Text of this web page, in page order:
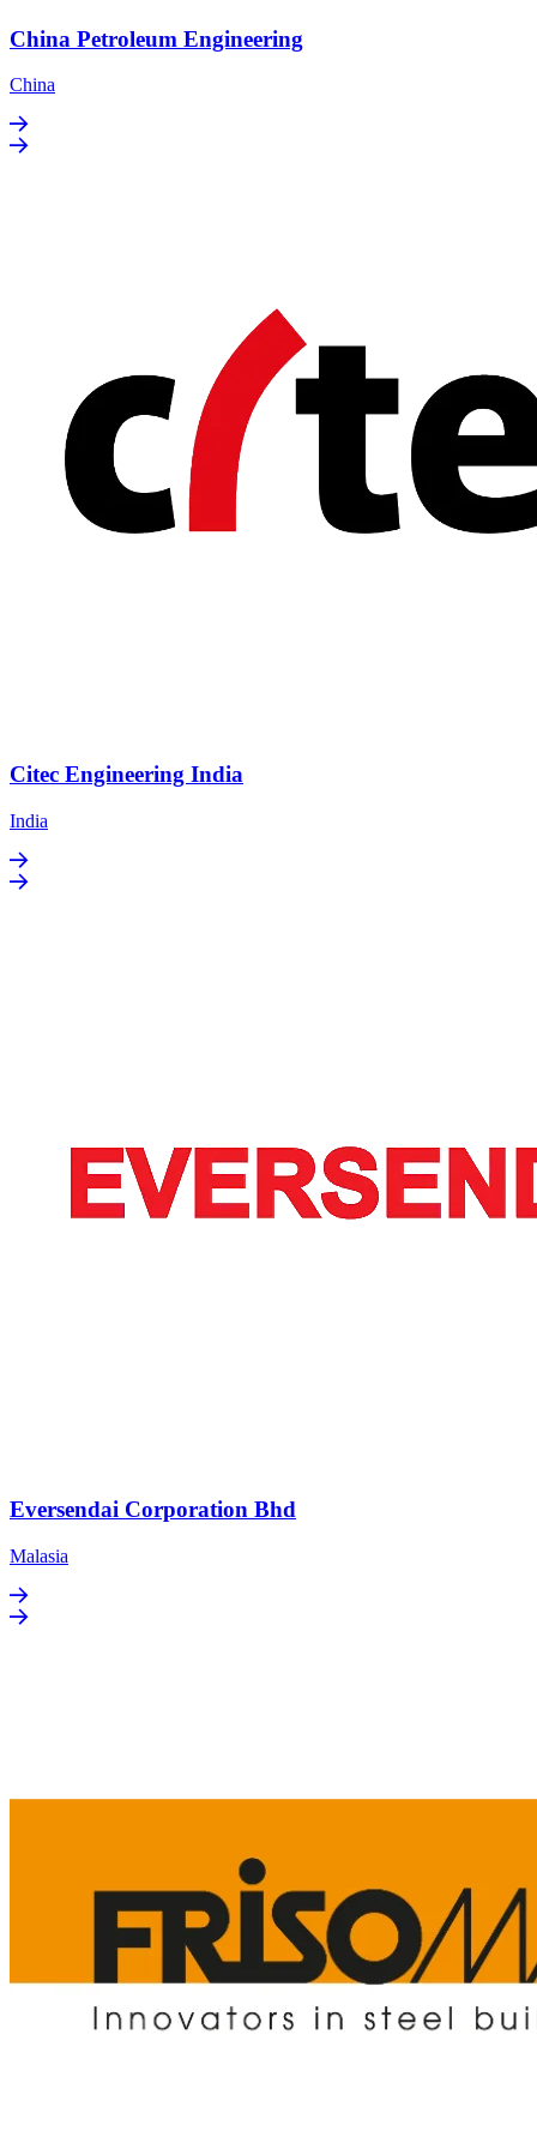
China Petroleum Engineering
China
Citec Engineering India
India
Eversendai Corporation Bhd
Malasia